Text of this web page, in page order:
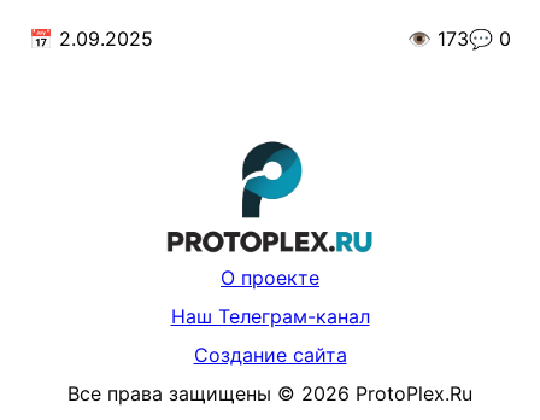
📅 2.09.2025 👁️ 173💬 0
О проекте
Наш Телеграм-канал
Создание сайта
Все права защищены © 2026 ProtoPlex.Ru